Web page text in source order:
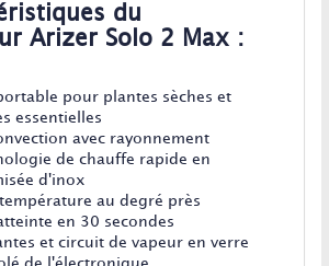
du
Arizer Solo 2 Max :
pour plantes sèches et
essentielles
avec rayonnement
de chauffe rapide en
d'inox
au degré près
en 30 secondes
et circuit de vapeur en verre